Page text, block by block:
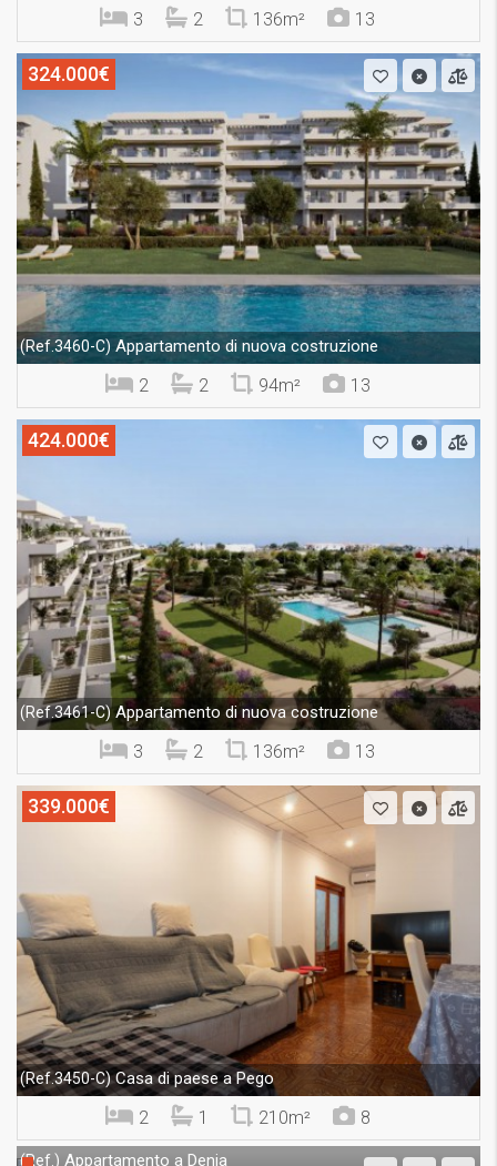
3 2 136m² 13
324.000€
(Ref.3460-C) Appartamento di nuova costruzione
2 2 94m² 13
424.000€
(Ref.3461-C)Appartamento di nuova costruzione
3 2 136m² 13
339.000€
(Ref.3450-C)Casa di paese a Pego
2 1 210m² 8
(Ref.) Appartamento a Denia